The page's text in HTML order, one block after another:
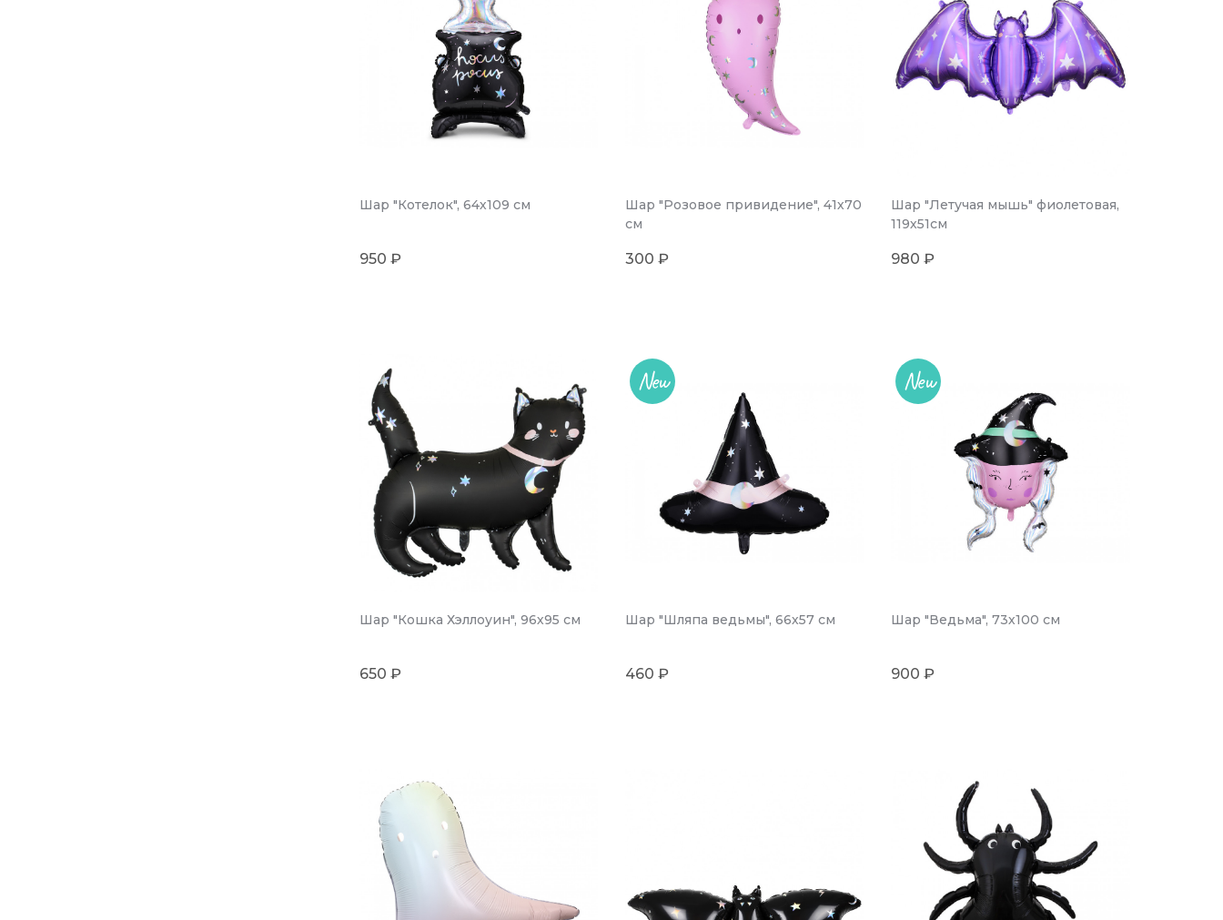
Шар "Котелок", 64х109 см
950 ₽
Шар "Розовое привидение", 41х70
см
300 ₽
Шар "Летучая мышь" фиолетовая,
119х51см
980 ₽
Шар "Кошка Хэллоуин", 96х95 см
650 ₽
New
Шар "Шляпа ведьмы", 66х57 см
460 ₽
New
Шар "Ведьма", 73х100 см
900 ₽